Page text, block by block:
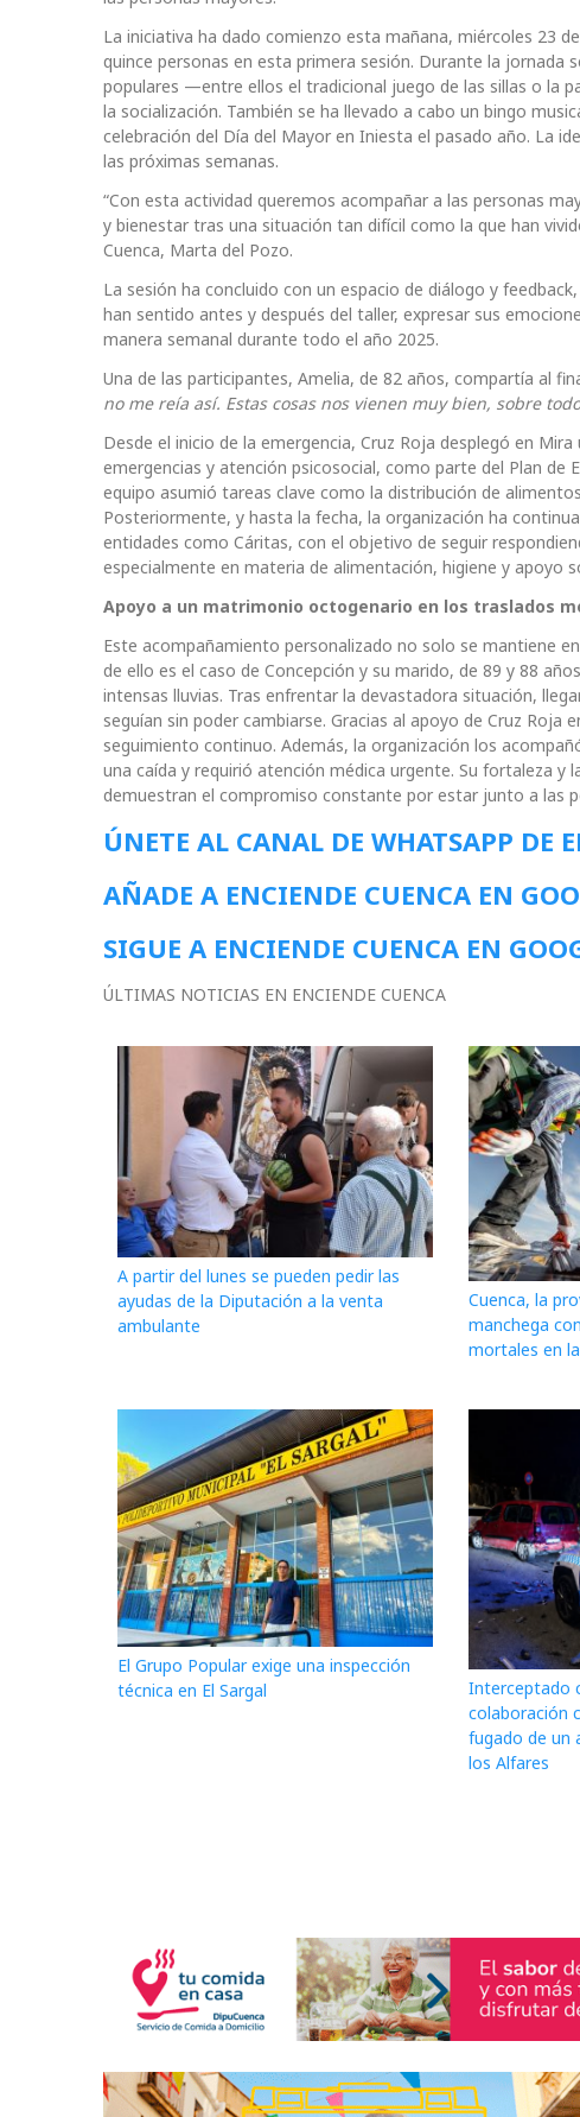
La iniciativa ha dado comienzo esta mañana, miércoles 23
quince personas en esta primera sesión. Durante la jornada
populares —entre ellos el tradicional juego de las sillas o la
la socialización. También se ha llevado a cabo un bingo
celebración del Día del Mayor en Iniesta el pasado año. La
las próximas semanas.
“Con esta actividad queremos acompañar a las personas
y bienestar tras una situación tan difícil como la que han
Cuenca, Marta del Pozo.
La sesión ha concluido con un espacio de diálogo y
han sentido antes y después del taller, expresar sus
manera semanal durante todo el año 2025.
Una de las participantes, Amelia, de 82 años, compartía al
no me reía así. Estas cosas nos vienen muy bien, sobre
Desde el inicio de la emergencia, Cruz Roja desplegó en
emergencias y atención psicosocial, como parte del Plan de
equipo asumió tareas clave como la distribución de
Posteriormente, y hasta la fecha, la organización ha
entidades como Cáritas, con el objetivo de seguir
especialmente en materia de alimentación, higiene y apoyo
Apoyo a un matrimonio octogenario en los traslados
Este acompañamiento personalizado no solo se mantiene
de ello es el caso de Concepción y su marido, de 89 y 88
intensas lluvias. Tras enfrentar la devastadora situación,
seguían sin poder cambiarse. Gracias al apoyo de Cruz
seguimiento continuo. Además, la organización los
una caída y requirió atención médica urgente. Su fortaleza y
demuestran el compromiso constante por estar junto a las
ÚNETE AL CANAL DE WHATSAPP DE
AÑADE A ENCIENDE CUENCA EN
SIGUE A ENCIENDE CUENCA EN
ÚLTIMAS NOTICIAS EN ENCIENDE CUENCA
A partir del lunes se pueden pedir las
ayudas de la Diputación a la venta
ambulante
Cuenca, la
manchega
mortales en
El Grupo Popular exige una inspección
técnica en El Sargal
Interceptado
colaboración
fugado de un
los Alfares